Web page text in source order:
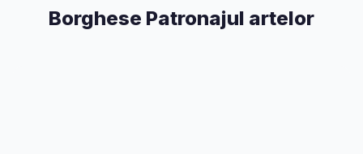
Borghese Patronajul artelor